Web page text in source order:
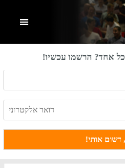
אחד? הרשמו עכשיו!